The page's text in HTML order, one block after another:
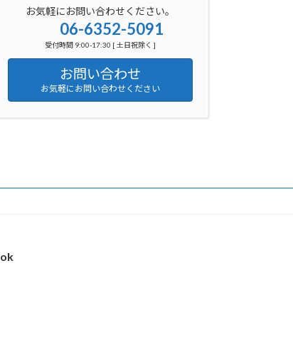
お気軽にお問い合わせください。
06-6352-5091
受付時間 9:00-17:30 [ 土日祝除く ]
お問い合わせ
お気軽にお問い合わせください